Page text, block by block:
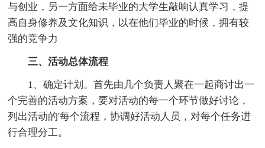
与创业，另一方面给未毕业的大学生敲响认真学习，提
高自身修养及文化知识，以在他们毕业的时候，拥有较
强的竞争力
三、活动总体流程
1、确定计划。首先由几个负责人聚在一起商讨出一
个完善的活动方案，要对活动的每一个环节做好讨论，
列出活动的'每个流程，协调好活动人员，对每个任务进
行合理分工。